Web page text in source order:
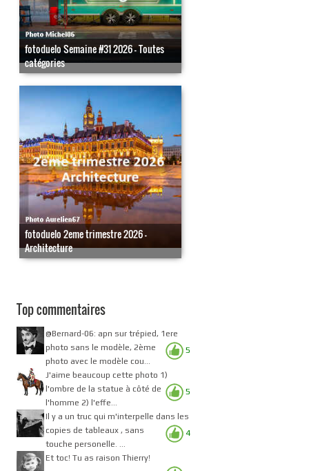
fotoduelo Semaine #31 2026 - Toutes
catégories
fotoduelo 2eme trimestre 2026 -
Architecture
Top commentaires
5
@Bernard-06: apn sur trépied, 1ere
photo sans le modèle, 2ème
photo avec le modèle cou...
5
J'aime beaucoup cette photo 1)
l'ombre de la statue à côté de
l'homme 2) l'effe...
4
Il y a un truc qui m'interpelle dans les
copies de tableaux , sans
touche personelle. ...
Et toc! Tu as raison Thierry!